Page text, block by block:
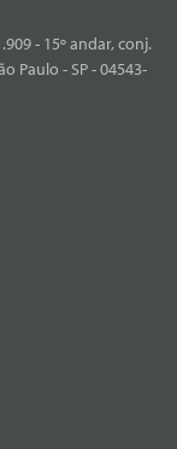
- 15º andar, conj.
Paulo - SP - 04543-